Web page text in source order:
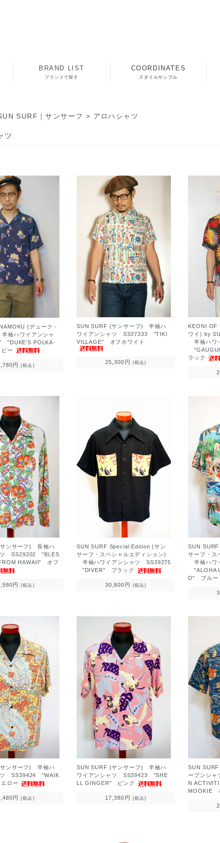
BRAND LIST
ブランドで探す
COORDINATES
スタイルサンプル
SURF｜サンサーフ > アロハシャツ
ツ
(デューク・
袖ハワイアンシャ
"DUKE'S POLKA-
ー
円 (税込)
SUN SURF (サンサーフ) 半袖ハ
ワイアンシャツ SS37333 "TIKI
VILLAGE" オフホワイト
25,300円 (税込)
KEONI OF
ワイ) by
半袖ハワ
ラック
ンサーフ) 長袖ハ
ツ SS29202 "BLES
HAWAII" オフ
円 (税込)
SUN SURF Special Edition (サン
サーフ・スペシャルエディション)
半袖ハワイアンシャツ SS39275
"DIVER" ブラック
30,800円 (税込)
SUN
サーフ・ス
半袖ハワ
"ALOHA
D" ブルー
ンサーフ) 半袖ハ
ツ SS39424 "WAIK
ロー
円 (税込)
SUN SURF (サンサーフ) 半袖ハ
ワイアンシャツ SS39423 "SHE
LL GINGER" ピンク
17,380円 (税込)
SUN
ープンシ
N
MOOKIE